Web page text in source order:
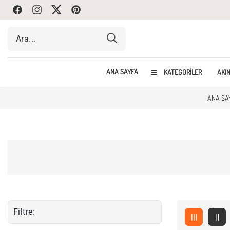
FacebookInstagram
Twitte Pinterest
ANA SAYFA KATEGORILER
ANA
Filtre: